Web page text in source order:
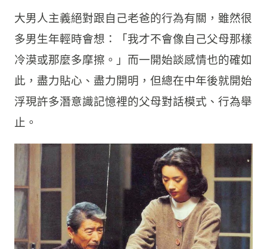
大男人主義絕對跟自己老爸的行為有關，雖然很
多男生年輕時會想：「我才不會像自己父母那樣
冷漠或那麼多摩擦。」而一開始談感情也的確如
此，盡力貼心、盡力開明，但總在中年後就開始
浮現許多潛意識記憶裡的父母對話模式、行為舉
止。